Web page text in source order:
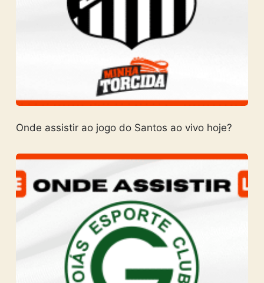
Onde assistir ao jogo do Santos ao vivo hoje?